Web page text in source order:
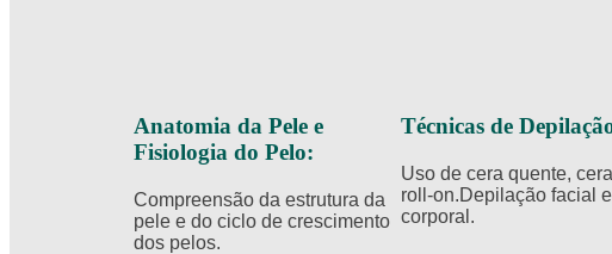
Anatomia da Pele e
Fisiologia do Pelo:
Compreensão da estrutura da
pele e do ciclo de crescimento
dos pelos.​
Técnicas de
Uso de cera quente,
roll-on.​ Depilação facial e
corporal.​